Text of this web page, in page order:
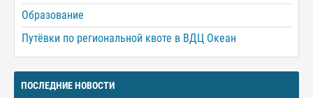
Образование
Путёвки по региональной квоте в ВДЦ Океан
ПОСЛЕДНИЕ НОВОСТИ